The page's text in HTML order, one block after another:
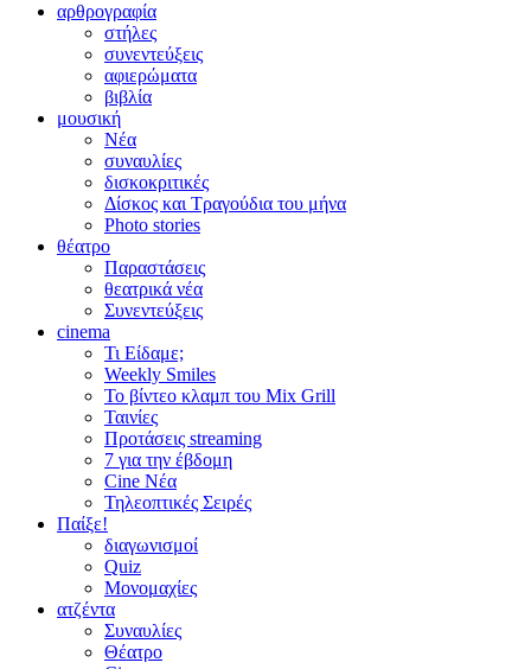
αρθρογραφία
στήλες
συνεντεύξεις
αφιερώματα
βιβλία
μουσική
Νέα
συναυλίες
δισκοκριτικές
Δίσκος και Τραγούδια του μήνα
Photo stories
θέατρο
Παραστάσεις
θεατρικά νέα
Συνεντεύξεις
cinema
Τι Είδαμε;
Weekly Smiles
Το βίντεο κλαμπ του Mix Grill
Ταινίες
Προτάσεις streaming
7 για την έβδομη
Cine Νέα
Τηλεοπτικές Σειρές
Παίξε!
διαγωνισμοί
Quiz
Μονομαχίες
ατζέντα
Συναυλίες
Θέατρο